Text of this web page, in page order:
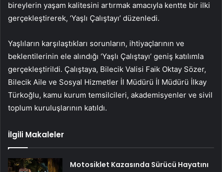
bireylerin yaşam kalitesini artırmak amacıyla kentte bir ilki
gerçekleştirerek, ‘Yaşlı Çalıştayı’ düzenledi.
Yaşlıların karşılaştıkları sorunların, ihtiyaçlarının ve
beklentilerinin ele alındığı ‘Yaşlı Çalıştayı’ geniş katılımla
gerçekleştirildi. Çalıştaya, Bilecik Valisi Faik Oktay Sözer,
Bilecik Aile ve Sosyal Hizmetler İl Müdürü İl Müdürü İlkay
Türkoğlu, kamu kurum temsilcileri, akademisyenler ve sivil
toplum kuruluşlarının katıldı.
İlgili Makaleler
Motosiklet Kazasında Sürücü Hayatını